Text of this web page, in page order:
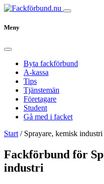
Meny
Byta fackförbund
A-kassa
Tips
Tjänstemän
Företagare
Student
Gå med i facket
Start / Sprayare, kemisk industri
Fackförbund för
industri